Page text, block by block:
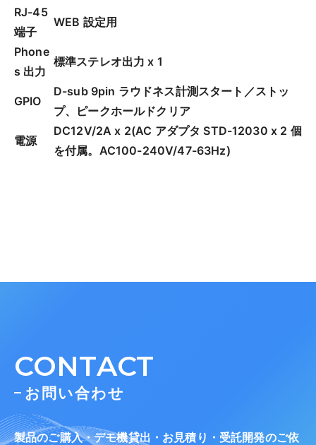
RJ-45
端子
WEB 設定用
Phone
s 出力
標準ステレオ出力 x 1
GPIO
D-sub 9pin ラウドネス計測スタート／ストッ
プ、ピークホールドクリア
電源
DC12V/2A x 2(AC アダプタ STD-12030 x 2 個
を付属。AC100-240V/47-63Hz)
CONTACT
お問い合わせ
製品のご購入・デモ機貸出・お見積り・受託開発のご依